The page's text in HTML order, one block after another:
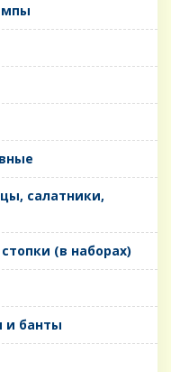
салатники,
(в наборах)
и банты